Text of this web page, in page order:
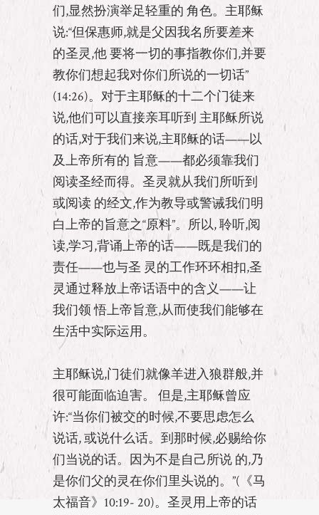
们,显然扮演举足轻重的 角色。主耶稣
说:“但保惠师,就是父因我名所要差来
的圣灵,他 要将一切的事指教你们,并要
教你们想起我对你们所说的一切话”
(14:26)。对于主耶稣的十二个门徒来
说,他们可以直接亲耳听到 主耶稣所说
的话,对于我们来说,主耶稣的话——以
及上帝所有的 旨意——都必须靠我们
阅读圣经而得。圣灵就从我们所听到
或阅读 的经文,作为教导或警诫我们明
白上帝的旨意之“原料”。所以, 聆听,阅
读,学习,背诵上帝的话——既是我们的
责任——也与圣 灵的工作环环相扣,圣
灵通过释放上帝话语中的含义——让
我们领 悟上帝旨意,从而使我们能够在
生活中实际运用。
主耶稣说,门徒们就像羊进入狼群般,并
很可能面临迫害。 但是,主耶稣曾应
许:“当你们被交的时候,不要思虑怎么
说话, 或说什么话。到那时候,必赐给你
们当说的话。因为不是自己所说 的,乃
是你们父的灵在你们里头说的。”(《马
太福音》10:19- 20)。圣灵用上帝的话